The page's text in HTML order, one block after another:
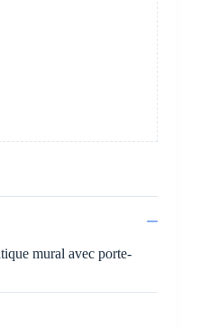
mural avec porte-